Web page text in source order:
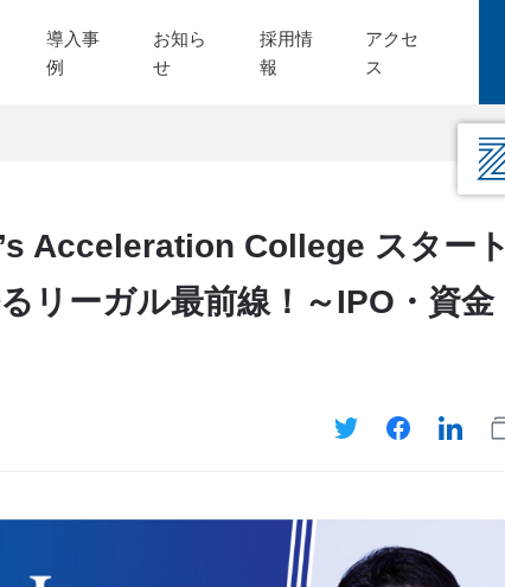
導入事
例
お知ら
せ
採用情
報
アクセ
ス
Acceleration College スタート
リーガル最前線！～IPO・資金